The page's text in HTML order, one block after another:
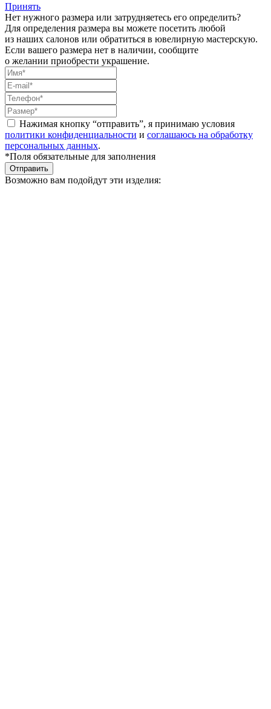
Принять
Нет нужного размера или затрудняетесь его определить?
Для определения размера вы можете посетить любой
из наших салонов или обратиться в ювелирную мастерскую.
Если вашего размера нет в наличии, сообщите
о желании приобрести украшение.
Нажимая кнопку “отправить”, я принимаю условия
политики конфиденциальности и соглашаюсь на обработку
персональных данных.
*Поля обязательные для заполнения
Отправить
Возможно вам подойдут эти изделия: